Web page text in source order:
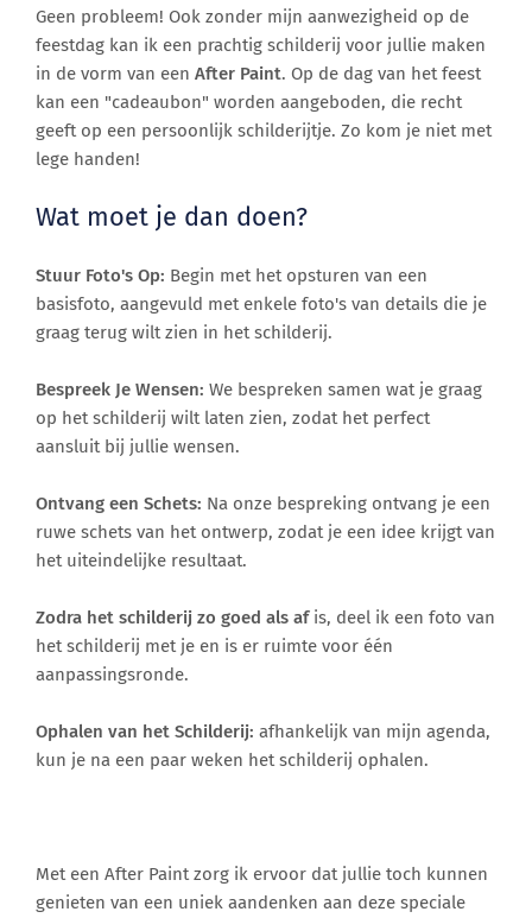
Geen probleem! Ook zonder mijn aanwezigheid op de
feestdag kan ik een prachtig schilderij voor jullie maken
in de vorm van een After Paint. Op de dag van het feest
kan een "cadeaubon" worden aangeboden, die recht
geeft op een persoonlijk schilderijtje. Zo kom je niet met
lege handen!
Wat moet je dan doen?
Stuur Foto's Op: Begin met het opsturen van een
basisfoto, aangevuld met enkele foto's van details die je
graag terug wilt zien in het schilderij.
Bespreek Je Wensen: We bespreken samen wat je graag
op het schilderij wilt laten zien, zodat het perfect
aansluit bij jullie wensen.
Ontvang een Schets: Na onze bespreking ontvang je een
ruwe schets van het ontwerp, zodat je een idee krijgt van
het uiteindelijke resultaat.
Zodra het schilderij zo goed als afis, deel ik een foto van
het schilderij met je en is er ruimte voor één
aanpassingsronde.
Ophalen van het Schilderij: afhankelijk van mijn agenda,
kun je na een paar weken het schilderij ophalen.
Met een After Paint zorg ik ervoor dat jullie toch kunnen
genieten van een uniek aandenken aan deze speciale